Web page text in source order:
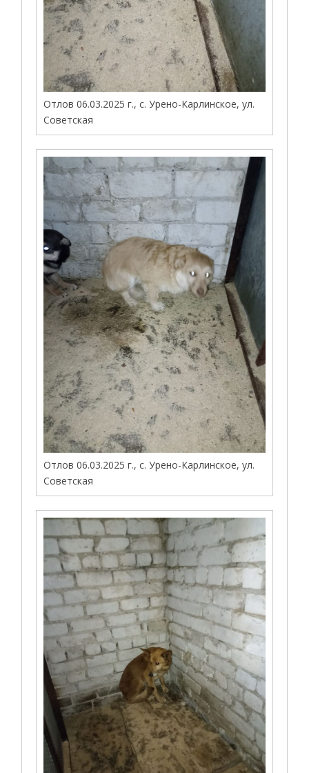
Отлов 06.03.2025 г., с. Урено-Карлинское, ул.
Советская
Отлов 06.03.2025 г., с. Урено-Карлинское, ул.
Советская